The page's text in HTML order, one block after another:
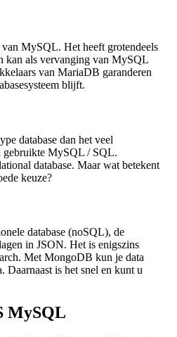
MySQL. Het heeft grotendeels
kan als vervanging van MySQL
van MariaDB garanderen
blijft.
database dan het veel
gebruikte MySQL / SQL.
database. Maar wat betekent
keuze?
database (noSQL), de
in JSON. Het is enigszins
Met MongoDB kun je data
Daarnaast is het snel en kunt u
MySQL